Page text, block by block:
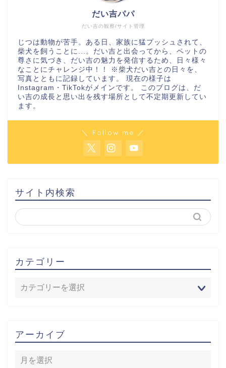
だい吉の観察/サイト管理
だい吉パパ
じつは動物が苦手。ある日、家族に猛プッシュされて、
柴犬を飼うことに...。だい吉と出会ってから、ペットの
尊さに気づき、だい吉の魅力を発信するため、日々様々
なことにチャレンジ中！！ ※柴犬だい吉との日々を、
写真とともに記録しています。 現在の様子は
Instagram・TikTokがメインです。 このブログは、だ
い吉の成長と思い出を残す場所として不定期更新してい
ます。
＼ Follow me ／
サイト内検索
カテゴリー
アーカイブ